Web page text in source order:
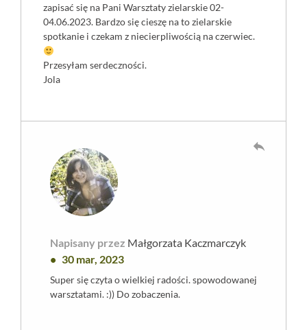
zapisać się na Pani Warsztaty zielarskie 02-
04.06.2023. Bardzo się cieszę na to zielarskie
spotkanie i czekam z niecierpliwością na czerwiec.
Przesyłam serdeczności.
Jola
Napisany przez Małgorzata Kaczmarczyk
30 mar, 2023
Super się czyta o wielkiej radości. spowodowanej
warsztatami. :)) Do zobaczenia.
reply